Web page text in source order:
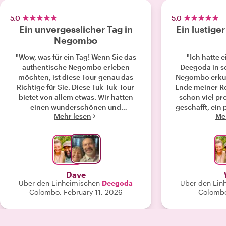
5.0
Ein unvergesslicher Tag in
Negombo
"Wow, was für ein Tag! Wenn Sie das
authentische Negombo erleben
möchten, ist diese Tour genau das
Richtige für Sie. Diese Tuk-Tuk-Tour
bietet von allem etwas. Wir hatten
einen wunderschönen und
aufregenden Tag mit unserem
besichtigten verschiedene
Sehenswürdigkeiten in Negombo und
fuhren anschließend durch die Gassen
außerhalb der Stadt, um einige lokale
Betriebe kennenzulernen. Wir erlebten
ein traditionelles Negombo, das den
meisten Touristen verborgen bleibt.
Dank Deegoda haben wir heute ein
Mehr lesen
Dave
Über den Einheimischen Deegoda
Colombo, February 11, 2026
5.0
Ein
"Ich hatte
Deegoda in
Negombo
Ende meiner
schon viel
geschafft, ein
mich zu
informativ.
faszinierend
Abschluss
Über den